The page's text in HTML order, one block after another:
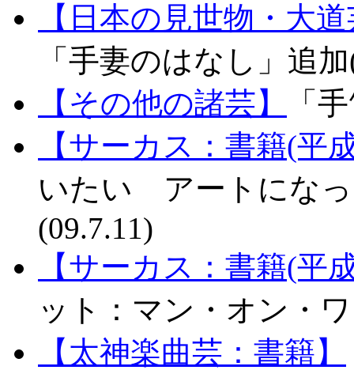
【日本の見世物・大
「手妻のはなし」追
【その他の諸芸】
「
【サーカス：書籍(平
いたい アートになっ
(09.7.11)
【サーカス：書籍(平
ット：マン・オン・
【太神楽曲芸：書籍】